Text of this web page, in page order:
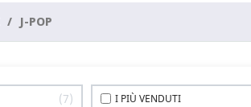
J-POP
7 I PIÙ VENDUTI